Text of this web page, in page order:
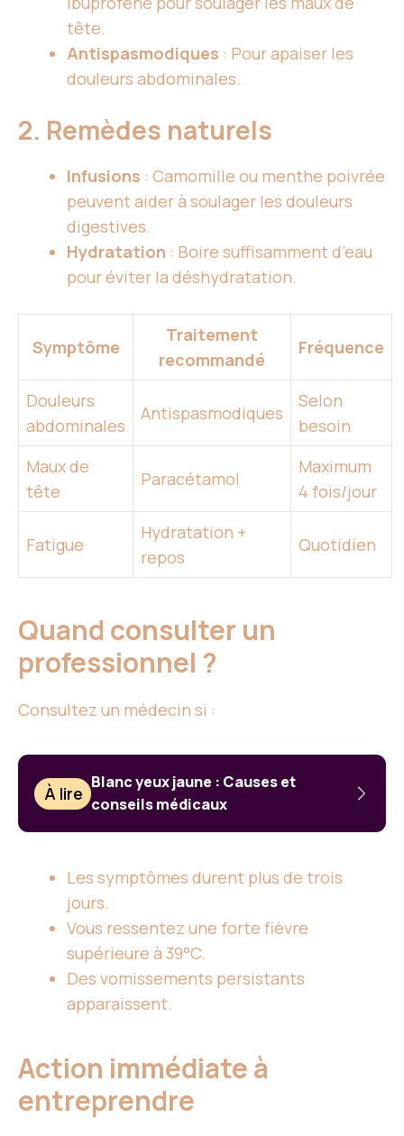
tête.
Antispasmodiques : Pour apaiser les
douleurs abdominales.
2. Remèdes naturels
Infusions : Camomille ou menthe poivrée
peuvent aider à soulager les douleurs
digestives.
Hydratation : Boire suffisamment d’eau
pour éviter la déshydratation.
Symptôme
Traitement
recommandé
Fréquence
Douleurs
abdominales
Antispasmodiques
Selon
besoin
Maux de
tête
Paracétamol
Maximum
4 fois/jour
Fatigue
Hydratation +
repos
Quotidien
Quand consulter un
professionnel ?
Consultez un médecin si :
À lire
Blanc yeux jaune : Causes et
conseils médicaux
Les symptômes durent plus de trois
jours.
Vous ressentez une forte fièvre
supérieure à 39°C.
Des vomissements persistants
apparaissent.
Action immédiate à
entreprendre